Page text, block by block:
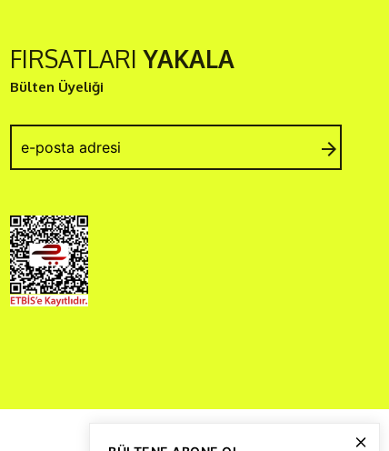
FIRSATLARIYAKALA
Bülten Üyeliği
arrow_forward